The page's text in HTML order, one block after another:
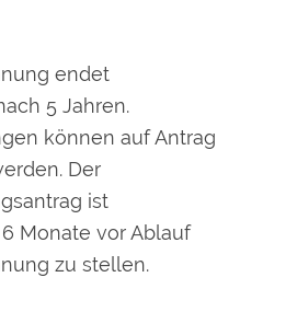
endet
5 Jahren.
können auf Antrag
Der
ist
Monate vor Ablauf
zu stellen.